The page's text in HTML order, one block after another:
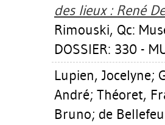
des lieux : René
Rimouski, Qc:
DOSSIER: 330 -
Lupien, Jocelyne;
André; Théoret,
Bruno; de